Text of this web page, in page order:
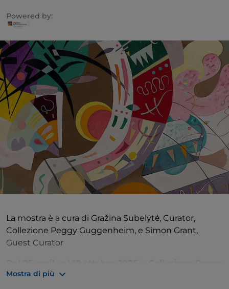
Powered by:
La mostra è a cura di Gražina Subelytė, Curator,
Collezione Peggy Guggenheim, e Simon Grant,
Guest Curator
Guggenheimpresenta la prima,
Mostra di più